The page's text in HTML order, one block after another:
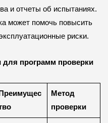
и отчеты об испытаниях.
может помочь повысить
риски.
для программ проверки
Преимущес
Метод
проверки